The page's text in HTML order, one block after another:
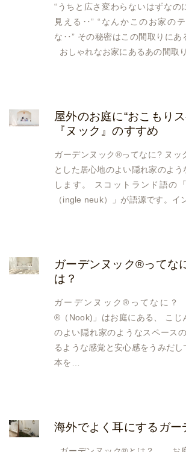
“うちと広さ変わらないはずなの
見える‥” “なんかこのお家の
な‥” その秘密はこの間取りにあ
おしゃれなお家にあるあの間取
屋外のお庭に“おこもりス
『ヌック』のすすめ
ガーデンヌック®ってなに? ヌッ
とした居心地のよい隠れ家のよ
します。 スコットランド語の
（ingle neuk）」が語源です。イ
ガーデンヌック®ってな
は？
ガーデンヌック®ってなに？
®（Nook)」はお庭にある、 こじ
のよい隠れ家のようなスペース
るような感覚と安心感をうみだし
本を…
海外でよく耳にするガ